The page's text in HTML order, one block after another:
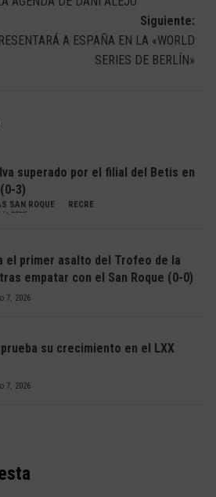
Siguiente:
A ESPAÑA EN LA «WORLD
SERIES DE BERLÍN»
superado por el filial del Betis en
3)
2026
SAN ROQUE
RECRE
el primer asalto del Trofeo de la
empatar con el San Roque (0-0)
7, 2026
su crecimiento en el LXX
7, 2026